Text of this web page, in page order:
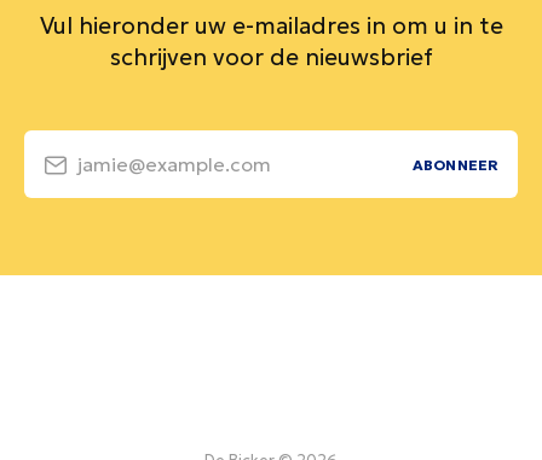
Vul hieronder uw e-mailadres in om u in te
schrijven voor de nieuwsbrief
jamie@example.com ABONNEER